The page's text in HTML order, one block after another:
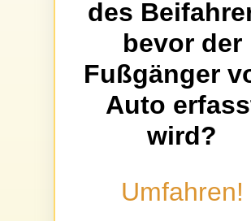
des
bevor der
Fußgänger
Auto
wird?
Umfahren!